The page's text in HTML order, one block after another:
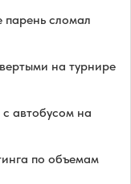
парень сломал
на турнире
автобусом на
по объемам